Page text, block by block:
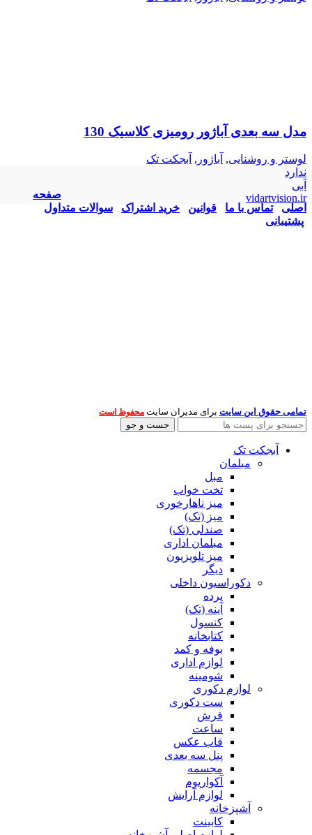
مدل سه بعدی آباژور رومیزی کلاسیک 130
لوستر و روشنایی, آباژور , آبجکت تک
ندارد
آبی
vidartvision.ir
صفحه
اصلی
تماس با ما قوانین خرید اشتراک
سوالات متداول
پشتیبانی
تمامی حقوق این سایت برای مدیران سایت محفوظ است
جست و جو
آبجکت تک
مبلمان
مبل
تخت خواب
میز ناهارخوری
میز (تک)
صندلی (تک)
مبلمان اداری
میز تلویزیون
دیگر
دکوراسیون داخلی
پرده
آینه (تک)
کنسول
کتابخانه
بوفه و کمد
لوازم اداری
شومینه
لوازم دکوری
ست دکوری
فرش
ساعت
قاب عکس
پنل سه بعدی
مجسمه
آکواریوم
لوازم آرایش
آشپزخانه
کابینت